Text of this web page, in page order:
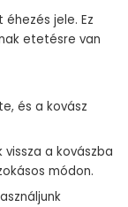
jele. Ez
etetésre van
és a kovász
vissza a kovászba
módon.